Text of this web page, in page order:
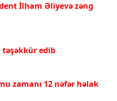
İlham Əliyevə zəng
edib
zamanı 12 nəfər həlak